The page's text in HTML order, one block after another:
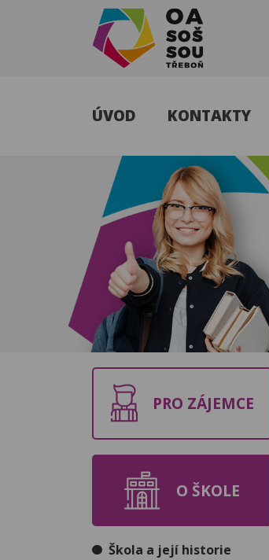
SOU
Třeboň
ÚVOD KONTAKTY
PRO ZÁJEMCE
O ŠKOLE
Škola a její historie